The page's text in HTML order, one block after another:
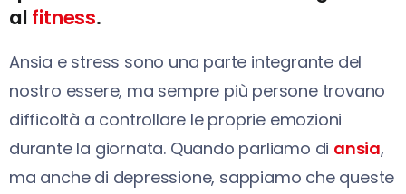
al fitness.
Ansia e stress sono una parte integrante del
nostro essere, ma sempre più persone trovano
difficoltà a controllare le proprie emozioni
durante la giornata. Quando parliamo di ansia,
ma anche di depressione, sappiamo che queste